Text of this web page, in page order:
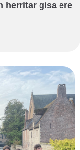
herritar gisa ere